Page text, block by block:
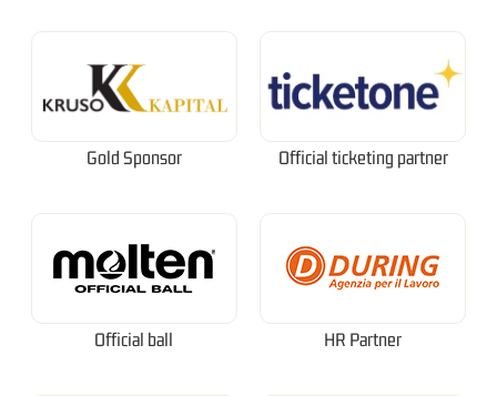
Gold Sponsor Official ticketing partner
Official ball HR Partner